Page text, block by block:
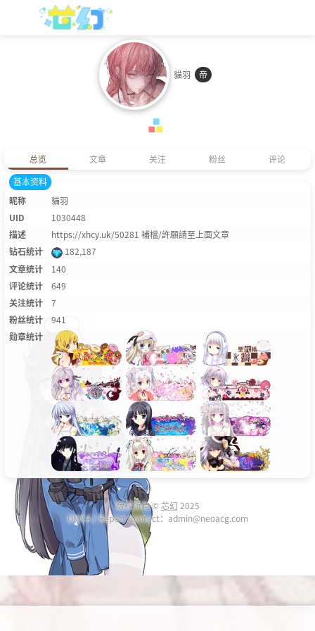
貓羽 帝
总览 文章 关注 粉丝
评论
基本资料
昵称
貓羽
UID
1030448
描述
https://xhcy.uk/50281 補檔/許願請至上面文章
钻石统计
182,187
文章统计
140
评论统计
649
关注统计
7
粉丝统计
941
勋章统计
版权所有 © 芯幻 2025
DMCA / Report Contact：admin@neoacg.com